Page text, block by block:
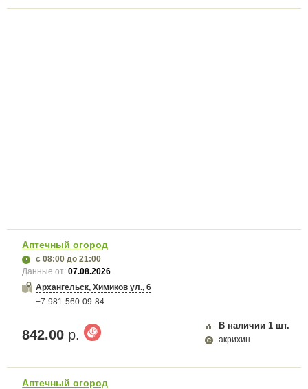
Аптечный огород
с 08:00 до 21:00
Данные от:07.08.2026
Архангельск, Химиков ул., 6
+7-981-560-09-84
842.00 р.
В наличии 1 шт.
акрихин
Аптечный огород